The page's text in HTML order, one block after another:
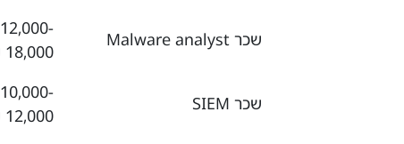
שכר Malware analyst
12,000-
18,000 ₪
שכר SIEM
10,000-
12,000 ₪